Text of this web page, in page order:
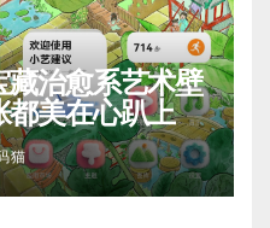
治愈系艺术壁
都美在心趴上
猫